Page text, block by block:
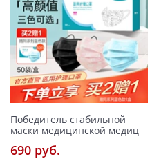
Победитель стабильной
маски медицинской медиц
690 pуб.